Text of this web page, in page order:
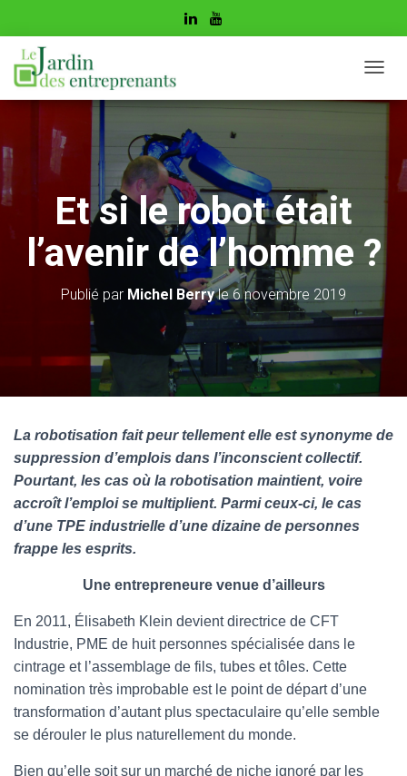
É
N
A
A
I
O
Et si le robot était
l’avenir de l’homme ?
Publié par Michel Berryle6 novembre 2019
La robotisation fait peur tellement elle est synonyme de
suppression d’emplois dans l’inconscient collectif.
Pourtant, les cas où la robotisation maintient, voire
accroît l’emploi se multiplient. Parmi ceux-ci, le cas
d’une TPE industrielle d’une dizaine de personnes
frappe les esprits.
Une entrepreneure venue d’ailleurs
En 2011, Élisabeth Klein devient directrice de CFT
Industrie, PME de huit personnes spécialisée dans le
cintrage et l’assemblage de fils, tubes et tôles. Cette
nomination très improbable est le point de départ d’une
transformation d’autant plus spectaculaire qu’elle semble
se dérouler le plus naturellement du monde.
Bien qu’elle soit sur un marché de niche ignoré par les